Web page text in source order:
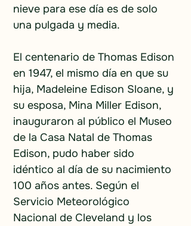
nieve para ese día es de solo
una pulgada y media.
El centenario de Thomas Edison
en 1947, el mismo día en que su
hija, Madeleine Edison Sloane, y
su esposa, Mina Miller Edison,
inauguraron al público el Museo
de la Casa Natal de Thomas
Edison, pudo haber sido
idéntico al día de su nacimiento
100 años antes. Según el
Servicio Meteorológico
Nacional de Cleveland y los